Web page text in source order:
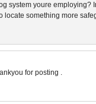
system youre
locate something more
for posting .